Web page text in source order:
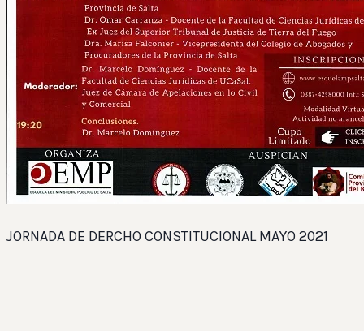
JORNADA DE DERCHO CONSTITUCIONAL MAYO 2021